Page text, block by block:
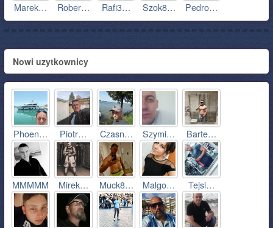
Marek… Rober… Rafi3… Szok8… Pedro…
Nowi uzytkownicy
Phoen… Piotr… Czasn… Szymi… Barte…
MMMMM Mirek… Muck8… Malgo… Tejsi…